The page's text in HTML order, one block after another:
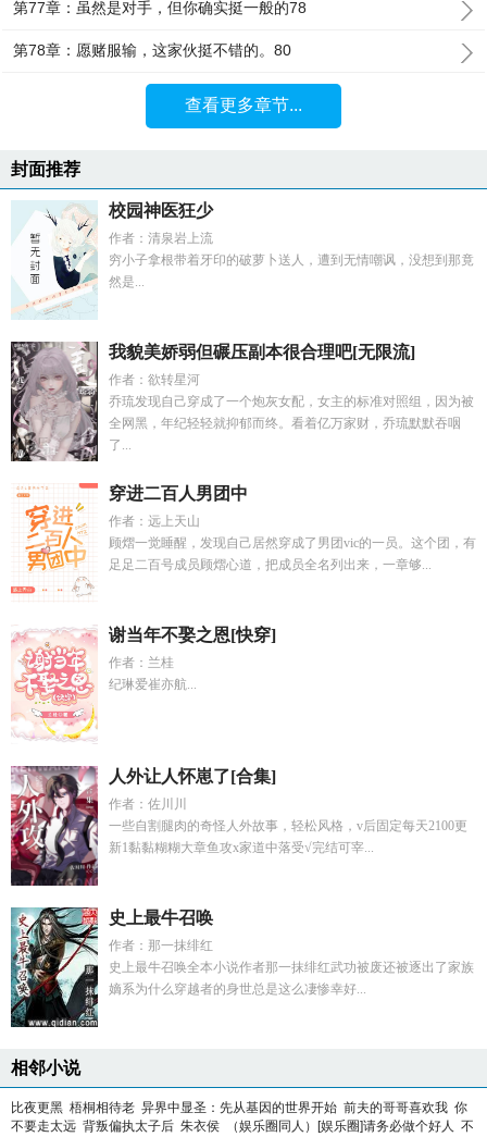
第77章：虽然是对手，但你确实挺一般的78
第78章：愿赌服输，这家伙挺不错的。80
查看更多章节...
封面推荐
校园神医狂少
作者：清泉岩上流
穷小子拿根带着牙印的破萝卜送人，遭到无情嘲讽，没想到那竟
然是...
我貌美娇弱但碾压副本很合理吧[无限流]
作者：欲转星河
乔琉发现自己穿成了一个炮灰女配，女主的标准对照组，因为被
全网黑，年纪轻轻就抑郁而终。看着亿万家财，乔琉默默吞咽
了...
穿进二百人男团中
作者：远上天山
顾熠一觉睡醒，发现自己居然穿成了男团vic的一员。这个团，有
足足二百号成员顾熠心道，把成员全名列出来，一章够...
谢当年不娶之恩[快穿]
作者：兰桂
纪琳爱崔亦航...
人外让人怀崽了[合集]
作者：佐川川
一些自割腿肉的奇怪人外故事，轻松风格，v后固定每天2100更
新1黏黏糊糊大章鱼攻x家道中落受√完结可宰...
史上最牛召唤
作者：那一抹绯红
史上最牛召唤全本小说作者那一抹绯红武功被废还被逐出了家族
嫡系为什么穿越者的身世总是这么凄惨幸好...
相邻小说
比夜更黑 梧桐相待老 异界中显圣：先从基因的世界开始 前夫的哥哥喜欢我 你
不要走太远 背叛偏执太子后 朱衣侯 （娱乐圈同人）[娱乐圈]请务必做个好人 不